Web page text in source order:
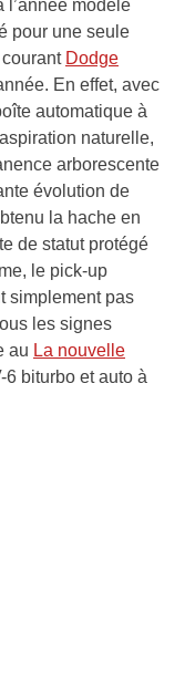
l’année modèle
pour une seule
Dodge
En effet, avec
automatique à
naturelle,
arborescente
évolution de
la hache en
de statut protégé
le pick-up
simplement pas
les signes
au La nouvelle
6 biturbo et auto à